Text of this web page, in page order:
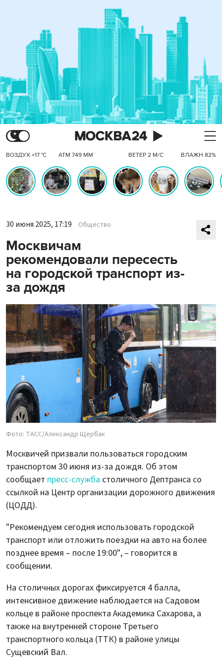
ВОЗДУХ +17 °C АТМ 749 ММ ВЕТЕР 2 М/С ВЛАЖН 82%
30 июня 2025, 17:19 Общество
Москвичам
рекомендовали пересесть
на городской транспорт из-
за дождя
Фото: ТАСС/Александр Щербак
Москвичей призвали пользоваться городским
транспортом 30 июня из-за дождя. Об этом
сообщает пресс-служба столичного Дептранса со
ссылкой на Центр организации дорожного движения
(ЦОДД).
"Рекомендуем сегодня использовать городской
транспорт или отложить поездки на авто на более
позднее время – после 19:00", – говорится в
сообщении.
На столичных дорогах фиксируется 4 балла,
интенсивное движение наблюдается на Садовом
кольце в районе проспекта Академика Сахарова, а
также на внутренней стороне Третьего
транспортного кольца (ТТК) в районе улицы
Сущевский Вал.